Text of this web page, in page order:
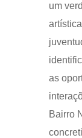
um
as
Bairro